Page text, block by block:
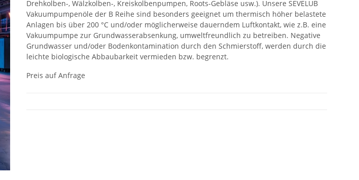
Drehkolben-, Wälzkolben-, Kreiskolbenpumpen, Roots-Gebläse usw.). Unsere SEVELUB
Vakuumpumpenöle der B Reihe sind besonders geeignet um thermisch höher belastete
Anlagen bis über 200 °C und/oder möglicherweise dauerndem Luftkontakt, wie z.B. eine
Vakuumpumpe zur Grundwasserabsenkung, umweltfreundlich zu betreiben. Negative
Grundwasser und/oder Bodenkontamination durch den Schmierstoff, werden durch die
leichte biologische Abbaubarkeit vermieden bzw. begrenzt.
Preis auf Anfrage